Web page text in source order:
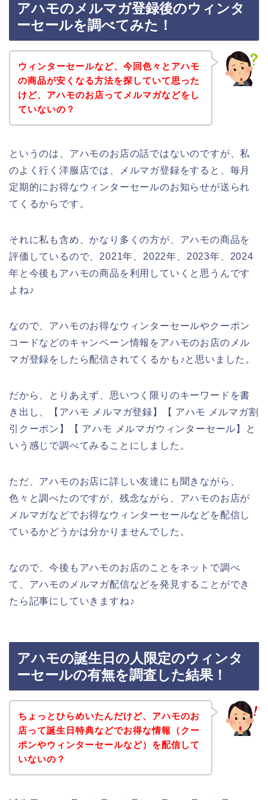
アハモのメルマガ登録後のウィンタ
ーセールを調べてみた！
ウィンターセールなど、今回色々とアハモ
の商品が安くなる方法を探していて思った
けど、アハモのお店ってメルマガなどをし
ていないの？
というのは、アハモのお店の話ではないのですが、私
のよく行く洋服店では、メルマガ登録をすると、毎月
定期的にお得なウィンターセールのお知らせが送られ
てくるからです。
それに私も含め、かなり多くの方が、アハモの商品を
評価しているので、2021年、2022年、2023年、2024
年と今後もアハモの商品を利用していくと思うんです
よね♪
なので、アハモのお得なウィンターセールやクーポン
コードなどのキャンペーン情報をアハモのお店のメル
マガ登録をしたら配信されてくるかも♪と思いました。
だから、とりあえず、思いつく限りのキーワードを書
き出し、【アハモ メルマガ登録】【 アハモ メルマガ割
引クーポン】【 アハモ メルマガウィンターセール】と
いう感じで調べてみることにしました。
ただ、アハモのお店に詳しい友達にも聞きながら、
色々と調べたのですが、残念ながら、アハモのお店が
メルマガなどでお得なウィンターセールなどを配信し
ているかどうかは分かりませんでした。
なので、今後もアハモのお店のことをネットで調べ
て、アハモのメルマガ配信などを発見することができ
たら記事にしていきますね♪
アハモの誕生日の人限定のウィンタ
ーセールの有無を調査した結果！
ちょっとひらめいたんだけど、アハモのお
店って誕生日特典などでお得な情報（クー
ポンやウィンターセールなど）を配信して
いないの？